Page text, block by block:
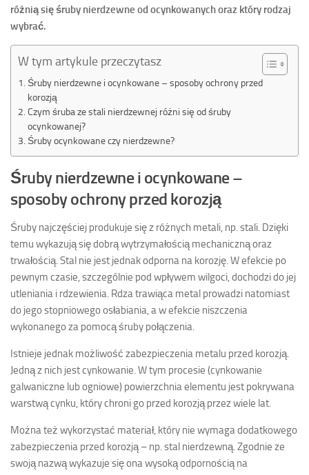
różnią się śruby nierdzewne od ocynkowanych oraz który rodzaj
wybrać.
W tym artykule przeczytasz
Śruby nierdzewne i ocynkowane – sposoby ochrony przed
korozją
Czym śruba ze stali nierdzewnej różni się od śruby
ocynkowanej?
Śruby ocynkowane czy nierdzewne?
Śruby nierdzewne i ocynkowane –
sposoby ochrony przed korozją
Śruby najczęściej produkuje się z różnych metali, np. stali. Dzięki
temu wykazują się dobrą wytrzymałością mechaniczną oraz
trwałością. Stal nie jest jednak odporna na korozję. W efekcie po
pewnym czasie, szczególnie pod wpływem wilgoci, dochodzi do jej
utleniania i rdzewienia. Rdza trawiąca metal prowadzi natomiast
do jego stopniowego osłabiania, a w efekcie niszczenia
wykonanego za pomocą śruby połączenia.
Istnieje jednak możliwość zabezpieczenia metalu przed korozją.
Jedną z nich jest cynkowanie. W tym procesie (cynkowanie
galwaniczne lub ogniowe) powierzchnia elementu jest pokrywana
warstwą cynku, który chroni go przed korozją przez wiele lat.
Można też wykorzystać materiał, który nie wymaga dodatkowego
zabezpieczenia przed korozją – np. stal nierdzewną. Zgodnie ze
swoją nazwą wykazuje się ona wysoką odpornością na